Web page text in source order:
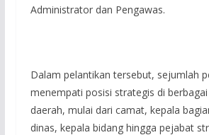
Administrator dan Pengawas.
‎Dalam pelantikan tersebut, sejumlah
menempati posisi strategis di
daerah, mulai dari camat, kepala
dinas, kepala bidang hingga pejabat